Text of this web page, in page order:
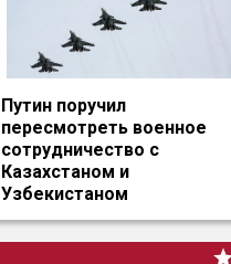
Путин поручил
пересмотреть военное
сотрудничество с
Казахстаном и
Узбекистаном